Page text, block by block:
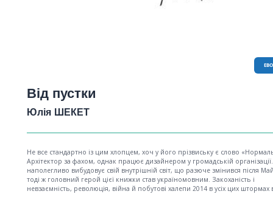
Від пустки
Юлія ШЕКЕТ
Не все стандартно із цим хлопцем, хоч у його прізвиську є слово
Архітектор за фахом, однак працює дизайнером у громадській
наполегливо вибудовує свій внутрішній світ, що разюче змінився після
тоді ж головний герой цієї книжки став україномовним. Закоханість і
невзаємність, революція, війна й побутові халепи 2014 в усіх цих штормах